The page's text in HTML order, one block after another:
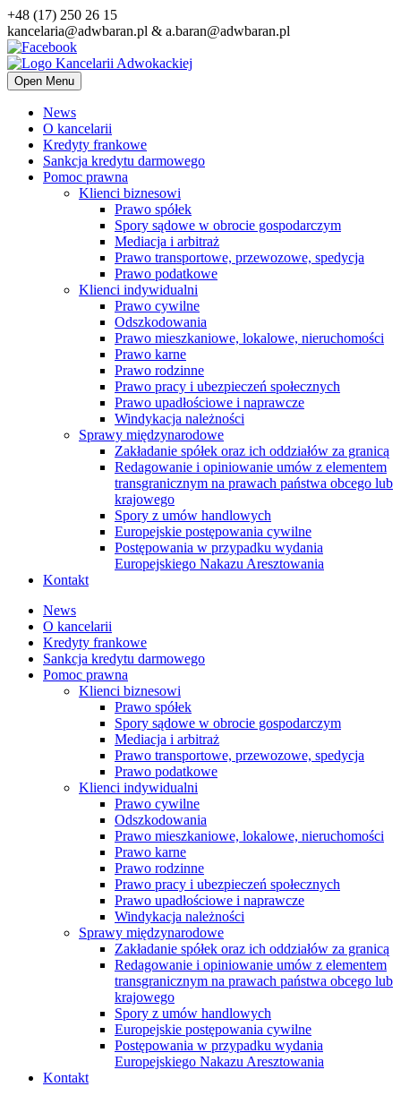
+48 (17) 250 26 15
kancelaria@adwbaran.pl & a.baran@adwbaran.pl
Open Menu
News
O kancelarii
Kredyty frankowe
Sankcja kredytu darmowego
Pomoc prawna
Klienci biznesowi
Prawo spółek
Spory sądowe w obrocie gospodarczym
Mediacja i arbitraż
Prawo transportowe, przewozowe, spedycja
Prawo podatkowe
Klienci indywidualni
Prawo cywilne
Odszkodowania
Prawo mieszkaniowe, lokalowe, nieruchomości
Prawo karne
Prawo rodzinne
Prawo pracy i ubezpieczeń społecznych
Prawo upadłościowe i naprawcze
Windykacja należności
Sprawy międzynarodowe
Zakładanie spółek oraz ich oddziałów za granicą
Redagowanie i opiniowanie umów z elementem
transgranicznym na prawach państwa obcego lub
krajowego
Spory z umów handlowych
Europejskie postępowania cywilne
Postępowania w przypadku wydania
Europejskiego Nakazu Aresztowania
Kontakt
News
O kancelarii
Kredyty frankowe
Sankcja kredytu darmowego
Pomoc prawna
Klienci biznesowi
Prawo spółek
Spory sądowe w obrocie gospodarczym
Mediacja i arbitraż
Prawo transportowe, przewozowe, spedycja
Prawo podatkowe
Klienci indywidualni
Prawo cywilne
Odszkodowania
Prawo mieszkaniowe, lokalowe, nieruchomości
Prawo karne
Prawo rodzinne
Prawo pracy i ubezpieczeń społecznych
Prawo upadłościowe i naprawcze
Windykacja należności
Sprawy międzynarodowe
Zakładanie spółek oraz ich oddziałów za granicą
Redagowanie i opiniowanie umów z elementem
transgranicznym na prawach państwa obcego lub
krajowego
Spory z umów handlowych
Europejskie postępowania cywilne
Postępowania w przypadku wydania
Europejskiego Nakazu Aresztowania
Kontakt